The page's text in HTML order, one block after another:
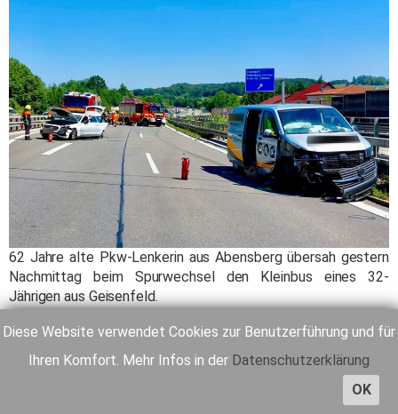
Diese Website verwendet Cookies zur Benutzerführung und für
Ihren Komfort. Mehr Infos in der Datenschutzerklärung
OK
62 Jahre alte Pkw-Lenkerin aus Abensberg übersah gestern
Nachmittag beim Spurwechsel den Kleinbus eines 32-
Jährigen aus Geisenfeld.
Weiterlesen ...
Anzeige